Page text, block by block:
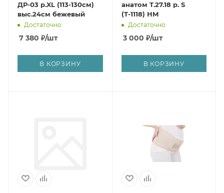
ДР-03 р.XL (113-130см)
выс.24см бежевый
Достаточно
7 380 ₽/шт
В КОРЗИНУ
анатом Т.27.18 р. S
(Т-1118) НМ
Достаточно
3 000 ₽/шт
В КОРЗИНУ